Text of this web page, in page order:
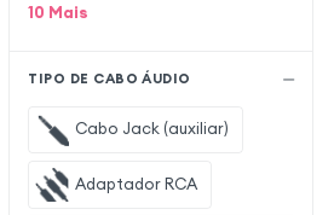
10 Mais
TIPO DE CABO ÁUDIO
Cabo Jack (auxiliar)
Adaptador RCA